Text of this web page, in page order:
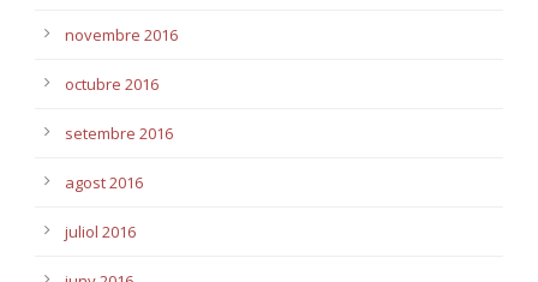
novembre 2016
octubre 2016
setembre 2016
agost 2016
juliol 2016